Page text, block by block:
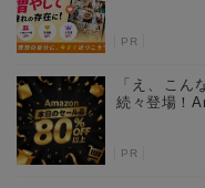
PR
「え、こん
続々登場！
PR